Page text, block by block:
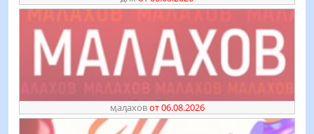
ӎаԓаховот 06.08.2026